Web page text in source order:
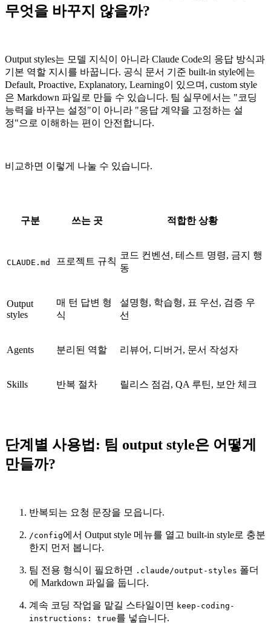
무엇을 바꾸지 않을까?
Output styles는 모델 지식이 아니라 Claude Code의 응답 방식과
기본 역할 지시를 바꿉니다. 공식 문서 기준 built-in style에는
Default, Proactive, Explanatory, Learning이 있으며, custom style
은 Markdown 파일로 만들 수 있습니다. 팀 실무에서는 "코딩
능력을 바꾸는 설정"이 아니라 "응답 계약을 고정하는 설
정"으로 이해하는 편이 안전합니다.
비교하면 이렇게 나눌 수 있습니다.
구분 쓰는 곳 적합한 상황
CLAUDE.md 프로젝트 규칙
코드 컨벤션, 테스트 명령, 금지 행
동
Output
styles
매 턴 답변 형
식
설명형, 학습형, 표 우선, 검증 우
선
Agents 분리된 역할 리뷰어, 디버거, 문서 작성자
Skills 반복 절차 릴리스 점검, QA 루틴, 보안 체크
단계별 사용법: 팀 output style은 어떻게
만들까?
반복되는 요청 문장을 모읍니다.
/config에서 Output style 메뉴를 열고 built-in style로 충분
한지 먼저 봅니다.
팀 전용 형식이 필요하면 .claude/output-styles 폴더
에 Markdown 파일을 둡니다.
계속 코딩 작업을 맡길 스타일이면 keep-coding-
instructions: true를 넣습니다.